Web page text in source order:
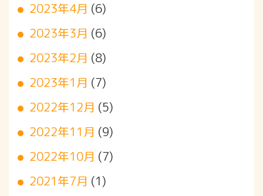
2023年4月 (6)
2023年3月 (6)
2023年2月 (8)
2023年1月 (7)
2022年12月 (5)
2022年11月 (9)
2022年10月 (7)
2021年7月 (1)